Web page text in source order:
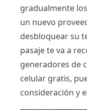
gradualmente
un nuevo
desbloquear su
pasaje te va a
generadores de
celular gratis,
consideración y